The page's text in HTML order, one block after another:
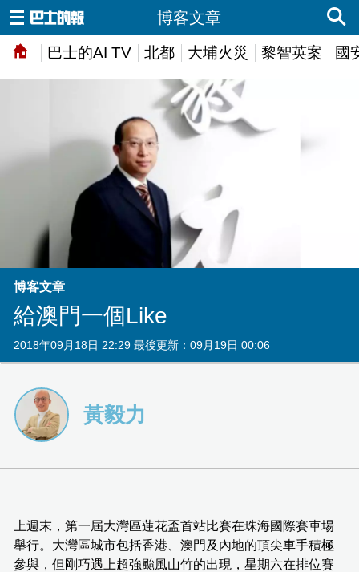
巴士的AI TV 北都 大埔火災 黎智英案 國
博客文章
博客文章
給澳門一個Like
2018年09月18日 22:29 最後更新：09月19日 00:06
黃毅力
上週末，第一屆大灣區蓮花盃首站比賽在珠海國際賽車場
舉行。大灣區城市包括香港、澳門及內地的頂尖車手積極
參與，但剛巧遇上超強颱風山竹的出現，星期六在排位賽